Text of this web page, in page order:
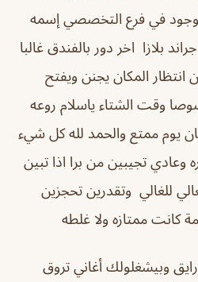
في فرع التخصصي إسمه
بلازا اخر دور بالفندق غالبا
انتظار المكان يجنن ويفتح
وقت الشتاء ياسلام روعه
يوم ممتع والحمد لله كل شيء
تجيبين من برا اذا تبين
للغالي وتقدرين تحجزين
كانت ممتازه ولا غلطه
وبيشغلولك أغاني تروق